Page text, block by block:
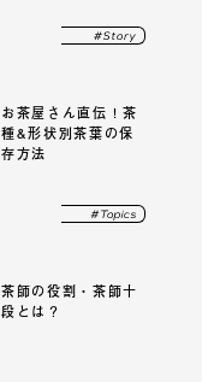
お茶屋さん直伝！茶
種&形状別茶葉の保
存方法
茶師の役割・ 茶師十
段とは？